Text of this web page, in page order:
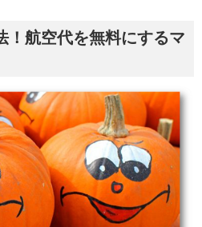
！航空代を無料にするマ